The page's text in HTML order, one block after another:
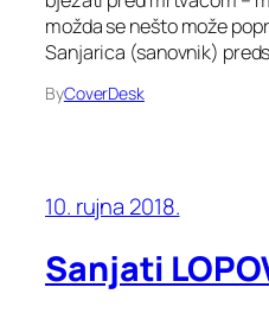
možda se nešto može
Sanjarica (sanovnik)
ByCoverDesk
10. rujna 2018.
Sanjati